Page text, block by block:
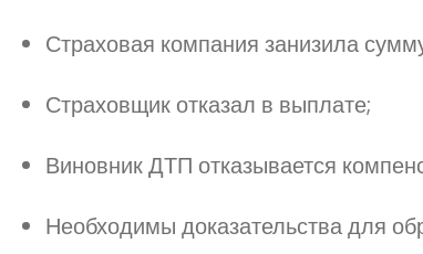
Страховая компания занизила
Страховщик отказал в выплате;
Виновник ДТП отказывается
Необходимы доказательства для